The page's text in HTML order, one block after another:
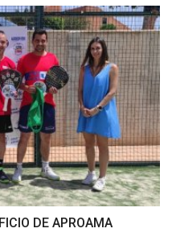
DE APROAMA